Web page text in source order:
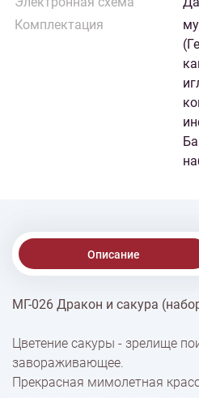
Комплектация
Описание
% Скидки
Доставка
МГ-026 Дракон и сакура
Цветение сакуры - зрелище
завораживающее.
Прекрасная мимолетная